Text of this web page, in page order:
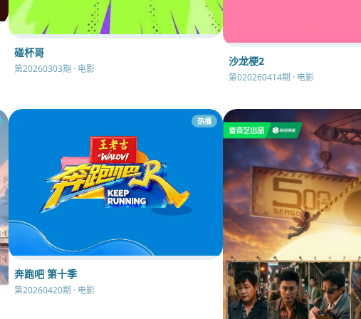
碰杯哥
第20260303期 · 电影
沙龙梗2
第020260414期 · 电影
热播
奔跑吧 第十季
第20260420期 · 电影